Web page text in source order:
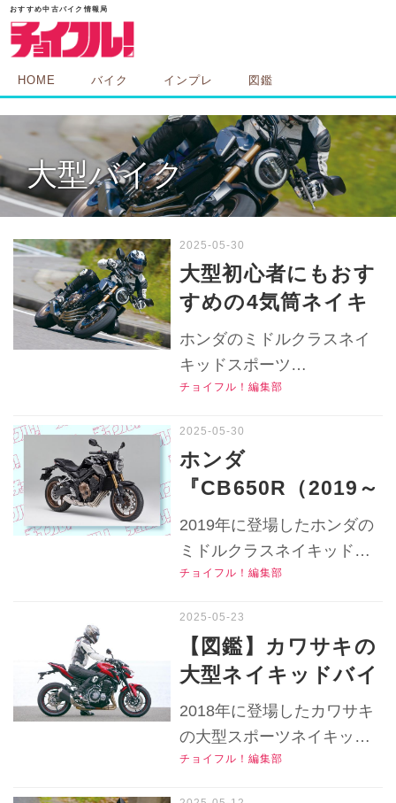
HOME バイク インプレ 図鑑
大型バイク
大型初心者にもおす
すめの4気筒ネイキ
ッドスポーツバイ
ク・ホンダ
『CB650R』は2019
スが良く扱い易い！
【チョイフル！中古
バイク選びの参考書
／HONDA
CB650R（2019～
2020）】
ホンダのミドルクラスネイ
キッドスポーツ
『CB650R』の2019年モデ
ング＆装備共に充実してい
るけど、中古で選びやすい
2019、2020年モデルの実力
はどうだった？▶▶▶『チ
ョイフル！』の公式Ｘ（旧
チョイフル！編集部
ホンダ
『CB650R（2019～
2023）』の中古バイ
クは今いくら？ 貴
重な高年式650ccの
ドも前モデルならち
ょっぴりお得！【チ
ョイフル！おすすめ
中古バイク価格リサ
ーチ／2025年5月
版】
2019年に登場したホンダの
ミドルクラスネイキッドス
ポーツバイク『CB650R』
る？2025年5月時点での中
古車実勢価格や中古バイク
選びの特徴をリサーチしま
す！▶▶▶『チョイフ
ル！』の公式Ｘ（旧
チョイフル！編集部
【図鑑】カワサキの
大型ネイキッドバイ
ク『Z900』の各部装
備を写真と共に解
説！ライディングポ
2018年に登場したカワサキ
の大型スポーツネイキッド
『Z900』のライディングポ
チョイフル！編集部